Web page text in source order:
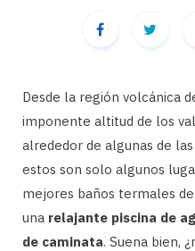
Desde la región volcánica
imponente altitud de los
alrededor de algunas de las
estos son solo algunos
mejores baños termales
una relajante piscina de
de caminata. Suena bien,